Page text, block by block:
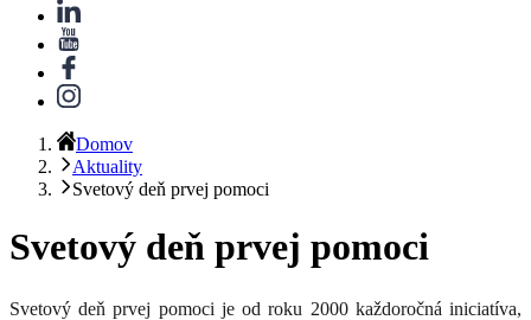
Domov
Aktuality
Svetový deň prvej pomoci
Svetový deň prvej pomoci
Svetový deň prvej pomoci je od roku 2000 každoročná iniciatíva,